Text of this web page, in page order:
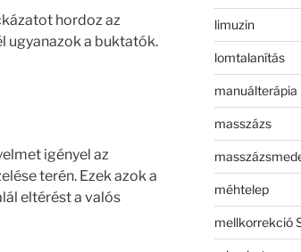
hordoz az
ugyanazok a buktatók.
igényel az
terén. Ezek azok a
eltérést a valós
limuzin
lomtalanítás
manuálterápia
masszázs
méhtelep
mellkorrekció